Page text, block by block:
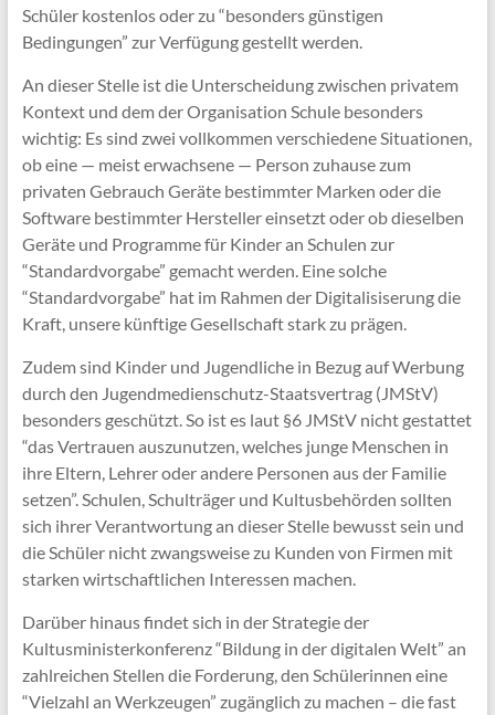
Schüler kostenlos oder zu “besonders günstigen
Bedingungen” zur Verfügung gestellt werden.
An dieser Stelle ist die Unterscheidung zwischen privatem
Kontext und dem der Organisation Schule besonders
wichtig: Es sind zwei vollkommen verschiedene Situationen,
ob eine — meist erwachsene — Person zuhause zum
privaten Gebrauch Geräte bestimmter Marken oder die
Software bestimmter Hersteller einsetzt oder ob dieselben
Geräte und Programme für Kinder an Schulen zur
“Standardvorgabe” gemacht werden. Eine solche
“Standardvorgabe” hat im Rahmen der Digitalisiserung die
Kraft, unsere künftige Gesellschaft stark zu prägen.
Zudem sind Kinder und Jugendliche in Bezug auf Werbung
durch den Jugendmedienschutz-Staatsvertrag (JMStV)
besonders geschützt. So ist es laut §6 JMStV nicht gestattet
“das Vertrauen auszunutzen, welches junge Menschen in
ihre Eltern, Lehrer oder andere Personen aus der Familie
setzen”. Schulen, Schulträger und Kultusbehörden sollten
sich ihrer Verantwortung an dieser Stelle bewusst sein und
die Schüler nicht zwangsweise zu Kunden von Firmen mit
starken wirtschaftlichen Interessen machen.
Darüber hinaus findet sich in der Strategie der
Kultusministerkonferenz “Bildung in der digitalen Welt” an
zahlreichen Stellen die Forderung, den Schülerinnen eine
“Vielzahl an Werkzeugen” zugänglich zu machen – die fast